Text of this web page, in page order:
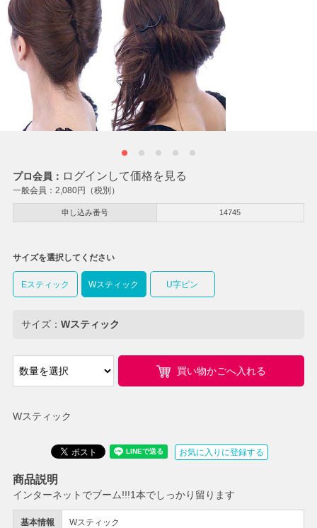
プロ会員： ログインして価格を見る
一般会員： 2,080円（税別）
申し込み番号 14745
Wスティック
基本情報 Wスティック
サイズを選択してください
Eスティック Wスティック U字ピン
サイズ： Wスティック
買い物かごへ入れる
お気に入りに登録する
商品説明
インターネットでブーム!!!1本でしっかり留ります